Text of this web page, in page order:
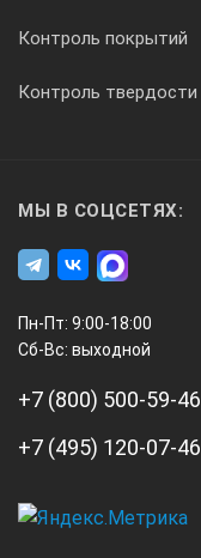
Контроль покрытий
Контроль твердости
МЫ В СОЦСЕТЯХ:
Пн-Пт: 9:00-18:00
Сб-Вс: выходной
+7 (800) 500-59-46
+7 (495) 120-07-46